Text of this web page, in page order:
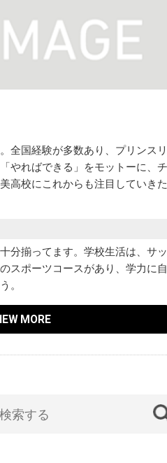
全国経験が多数あり、プリンス
やればできる」をモットーに、
高校にこれからも注目していき
分揃ってます。学校生活は、サ
スポーツコースがあり、学力に
。
MORE